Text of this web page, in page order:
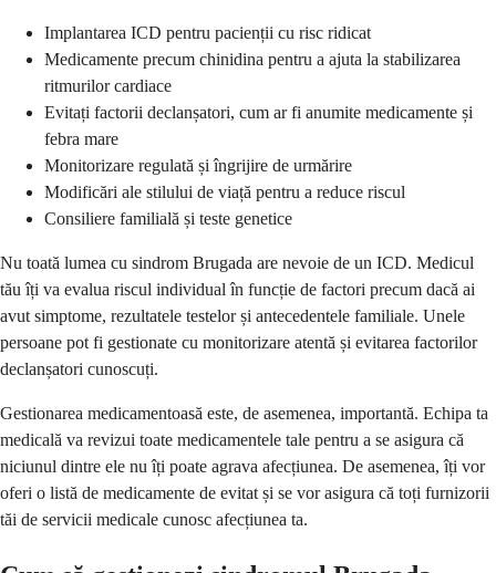
Implantarea ICD pentru pacienții cu risc ridicat
Medicamente precum chinidina pentru a ajuta la stabilizarea
ritmurilor cardiace
Evitați factorii declanșatori, cum ar fi anumite medicamente și
febra mare
Monitorizare regulată și îngrijire de urmărire
Modificări ale stilului de viață pentru a reduce riscul
Consiliere familială și teste genetice
Nu toată lumea cu sindrom Brugada are nevoie de un ICD. Medicul
tău îți va evalua riscul individual în funcție de factori precum dacă ai
avut simptome, rezultatele testelor și antecedentele familiale. Unele
persoane pot fi gestionate cu monitorizare atentă și evitarea factorilor
declanșatori cunoscuți.
Gestionarea medicamentoasă este, de asemenea, importantă. Echipa ta
medicală va revizui toate medicamentele tale pentru a se asigura că
niciunul dintre ele nu îți poate agrava afecțiunea. De asemenea, îți vor
oferi o listă de medicamente de evitat și se vor asigura că toți furnizorii
tăi de servicii medicale cunosc afecțiunea ta.